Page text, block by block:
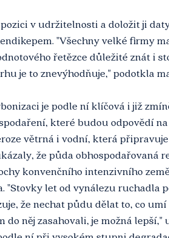
v udržitelnosti a doložit ji
"Všechny velké firmy
řetězce důležité znát i
je to znevýhodňuje," podotkla
je podle ní klíčová i již
které budou odpovědí
větrná i vodní, která
že půda obhospodařovaná
konvenčního intenzivního
"Stovky let od vynálezu ruchadla
že nechat půdu dělat to, co
něj zasahovali, je možná lepší,"